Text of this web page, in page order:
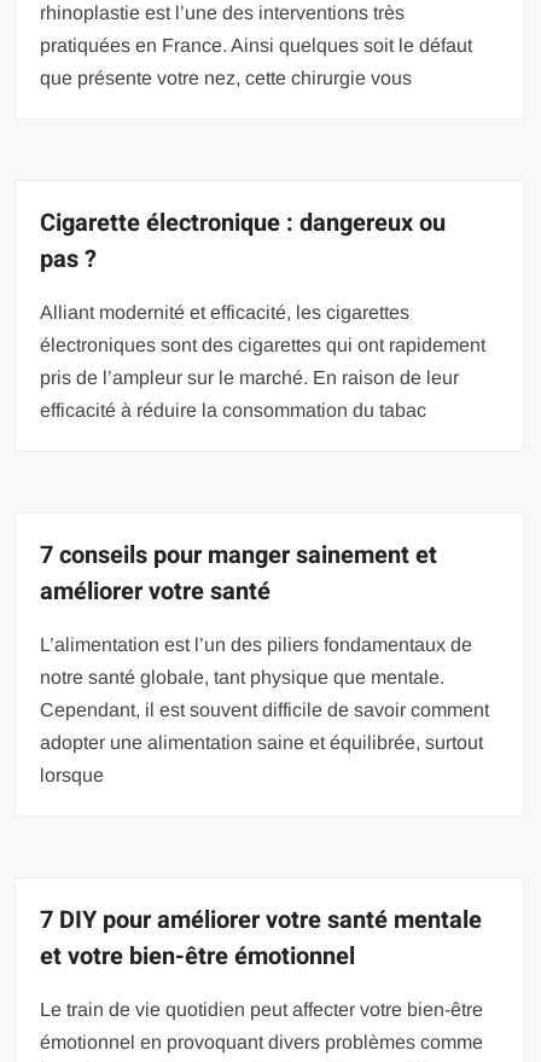
rhinoplastie est l’une des interventions très
pratiquées en France. Ainsi quelques soit le défaut
que présente votre nez, cette chirurgie vous
Cigarette électronique : dangereux ou
pas ?
Alliant modernité et efficacité, les cigarettes
électroniques sont des cigarettes qui ont rapidement
pris de l’ampleur sur le marché. En raison de leur
efficacité à réduire la consommation du tabac
7 conseils pour manger sainement et
améliorer votre santé
L’alimentation est l’un des piliers fondamentaux de
notre santé globale, tant physique que mentale.
Cependant, il est souvent difficile de savoir comment
adopter une alimentation saine et équilibrée, surtout
lorsque
7 DIY pour améliorer votre santé mentale
et votre bien-être émotionnel
Le train de vie quotidien peut affecter votre bien-être
émotionnel en provoquant divers problèmes comme